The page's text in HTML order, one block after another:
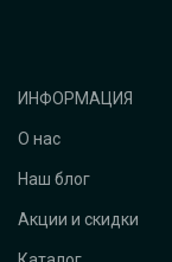
ИНФОРМАЦИЯ
О нас
Наш блог
Акции и скидки